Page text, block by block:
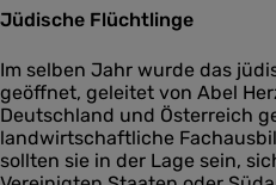
Jüdische Flüchtlinge
Im selben Jahr wurde das
geöffnet, geleitet von Abel
Deutschland und Österreich
landwirtschaftliche
sollten sie in der Lage sein,